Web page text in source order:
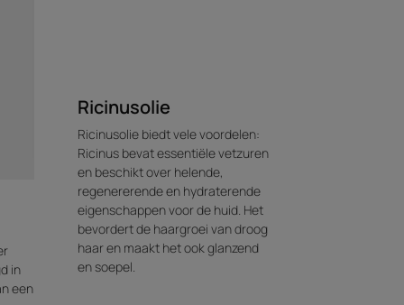
in
een
Ricinusolie
Ricinusolie biedt vele voordelen:
Ricinus bevat essentiële vetzuren
en beschikt over helende,
regenererende en hydraterende
eigenschappen voor de huid. Het
bevordert de haargroei van droog
haar en maakt het ook glanzend
en soepel.